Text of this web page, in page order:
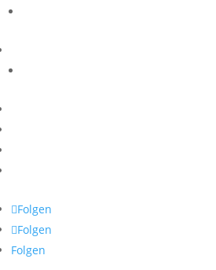
Folgen
Folgen
Folgen